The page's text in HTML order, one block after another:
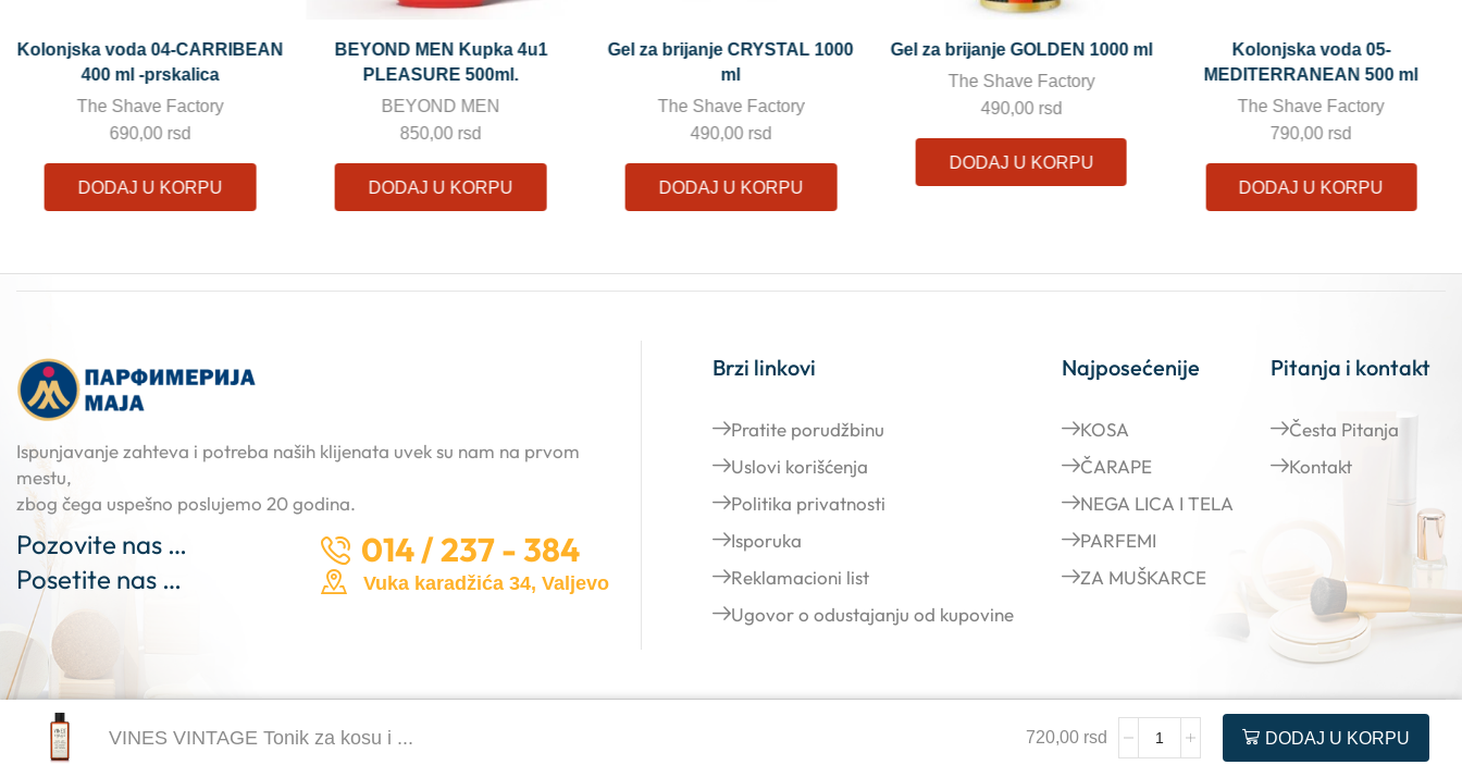
BEYOND MEN Kupka 4u1
PLEASURE 500ml.
BEYOND MEN
850,00 rsd
DODAJ U KORPU
Gel za brijanje CRYSTAL 1000
ml
The Shave Factory
490,00 rsd
DODAJ U KORPU
Gel za brijanje GOLDEN 1000 ml
The Shave Factory
490,00rsd
DODAJ U KORPU
Kolonjska voda 05-
MEDITERRANEAN 500 ml
The Shave Factory
DODAJ U KORPU
Kolonjska voda 04-CARRIBEAN
400 ml -prskalica
The Shave Factory
690,00rsd
DODAJ U KORPU
VINES VINTAGE Tonik za kosu i ... 720,00 rsd DODAJ U KORPU
Ispunjavanje zahteva i potreba naših klijenata uvek su nam na prvom
mestu,
zbog čega uspešno poslujemo 20 godina.
Pozovite nas … 014 / 237 - 384
Posetite nas … Vuka karadžića 34, Valjevo
Brzi linkovi
Pratite porudžbinu
Uslovi korišćenja
Politika privatnosti
Isporuka
Reklamacioni list
Ugovor o odustajanju od kupovine
Najposećenije
KOSA
ČARAPE
NEGA LICA I TELA
PARFEMI
ZA MUŠKARCE
Pitanja i kontakt
Česta Pitanja
Kontakt
Copyright © 2025 Parfimerija Maja . Made by -NT dizajn